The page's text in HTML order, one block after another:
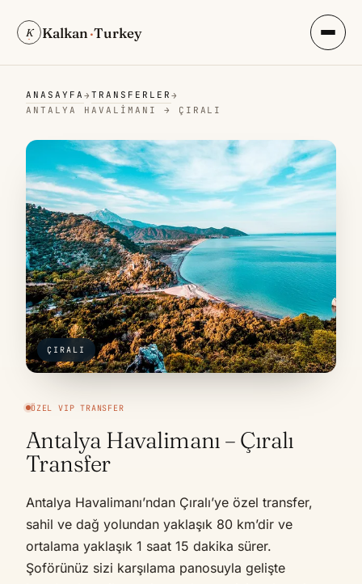
K Kalkan·Turkey
ANASAYFA → TRANSFERLER →
ANTALYA HAVALIMANI → ÇIRALI
ÖZEL VIP TRANSFER
Antalya Havalimanı – Çıralı
Transfer
Antalya Havalimanı’ndan Çıralı’ye özel transfer,
sahil ve dağ yolundan yaklaşık 80 km’dir ve
ortalama yaklaşık 1 saat 15 dakika sürer.
Şoförünüz sizi karşılama panosuyla gelişte
ÇIRALI